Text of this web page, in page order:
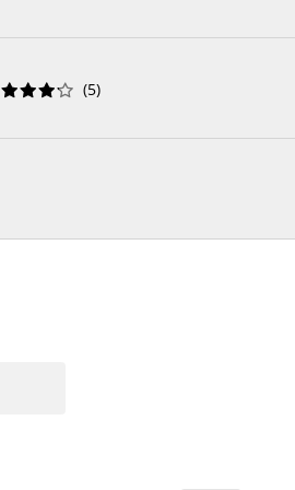




 (5)